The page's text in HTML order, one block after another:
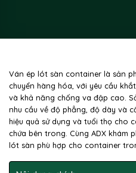
Ván ép lót sàn container là sản
chuyển hàng hóa, với yêu cầu
và khả năng chống va đập cao.
nhu cầu về độ phẳng, độ dày và
hiệu quả sử dụng và tuổi thọ cho
chứa bên trong. Cùng ADX khám
lót sàn phù hợp cho container